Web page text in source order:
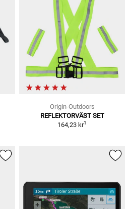
Origin-Outdoors
REFLEKTORVÄST SET
164,23 kr1